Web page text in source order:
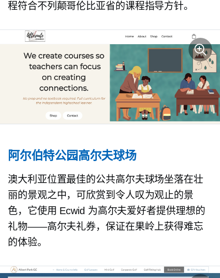
程符合不列颠哥伦比亚省的课程指导方针。
阿尔伯特公园高尔夫球场
澳大利亚位置最佳的公共高尔夫球场坐落在壮
丽的景观之中，可欣赏到令人叹为观止的景
色，它使用 Ecwid 为高尔夫爱好者提供理想的
礼物——高尔夫礼券，保证在果岭上获得难忘
的体验。